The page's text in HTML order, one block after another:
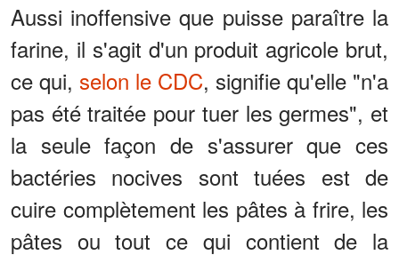
Aussi inoffensive que puisse paraître la
farine, il s'agit d'un produit agricole brut,
ce qui, selon le CDC, signifie qu'elle "n'a
pas été traitée pour tuer les germes", et
la seule façon de s'assurer que ces
bactéries nocives sont tuées est de
cuire complètement les pâtes à frire, les
pâtes ou tout ce qui contient de la